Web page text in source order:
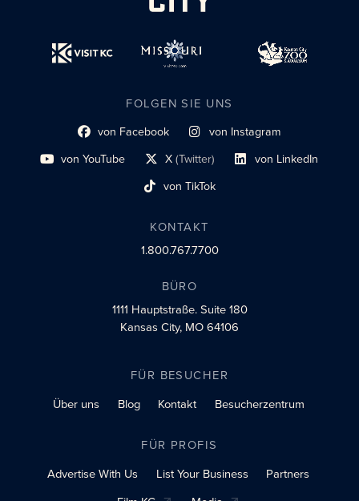
FOLGEN SIE UNS
Link zum sozialen Profil
von Facebook Link zum sozialen Profil
von Instagram
Link zum sozialen Profil
von YouTube X(Twitter)
Social-Profil-Link Link zum sozialen Profil
von LinkedIn
Link zum sozialen Profil
von TikTok
KONTAKT
1.800.767.7700
BÜRO
1111 Hauptstraße.Suite 180
Kansas City, MO 64106
FÜR BESUCHER
Über uns
Blog Kontakt Besucherzentrum
FÜR PROFIS
Advertise With Us
List Your Business
Partners